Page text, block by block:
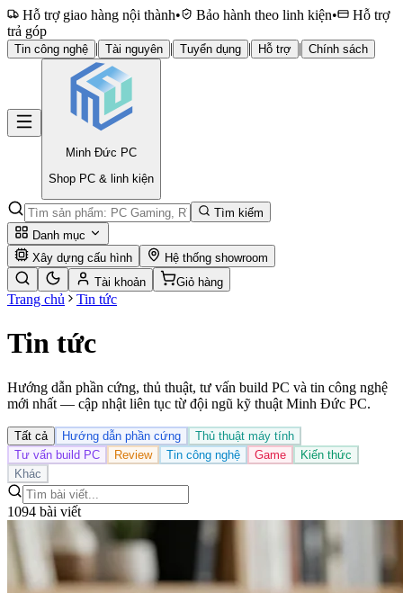
Hỗ trợ giao hàng nội thành• Bảo hành theo linh kiện•
Hỗ trợ
trả góp
Tin công nghệ | Tài nguyên | Tuyển dụng | Hỗ trợ | Chính sách
Minh Đức PC
Shop PC & linh kiện
Tìm kiếm
Danh mục
Xây dựng cấu hình
Hệ thống showroom
Tài khoản
Giỏ hàng
Trang chủ Tin tức
Tin tức
Hướng dẫn phần cứng, thủ thuật, tư vấn build PC và tin công nghệ
mới nhất — cập nhật liên tục từ đội ngũ kỹ thuật Minh Đức PC.
Tất cả Hướng dẫn phần cứng
Thủ thuật máy tính
Tư vấn build PC
Review Tin công nghệ Game
Kiến thức
Khác
1094 bài viết